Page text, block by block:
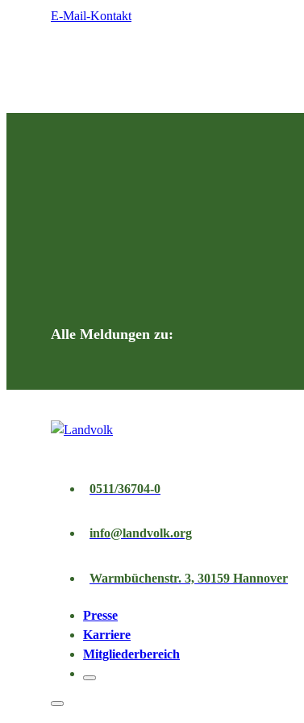
E-Mail-Kontakt
Alle Meldungen zu:
0511/36704-0
info@landvolk.org
Warmbüchenstr. 3, 30159 Hannover
Presse
Karriere
Mitgliederbereich